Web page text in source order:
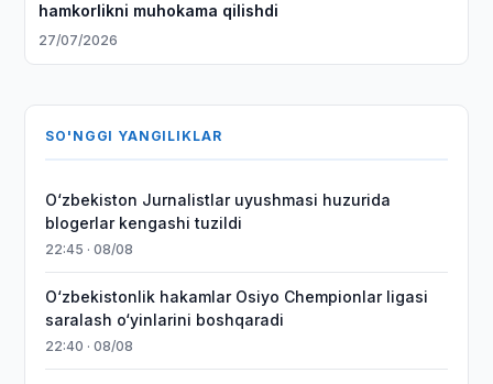
hamkorlikni muhokama qilishdi
27/07/2026
SO'NGGI YANGILIKLAR
O‘zbekiston Jurnalistlar uyushmasi huzurida
blogerlar kengashi tuzildi
22:45 · 08/08
O‘zbekistonlik hakamlar Osiyo Chempionlar ligasi
saralash o‘yinlarini boshqaradi
22:40 · 08/08